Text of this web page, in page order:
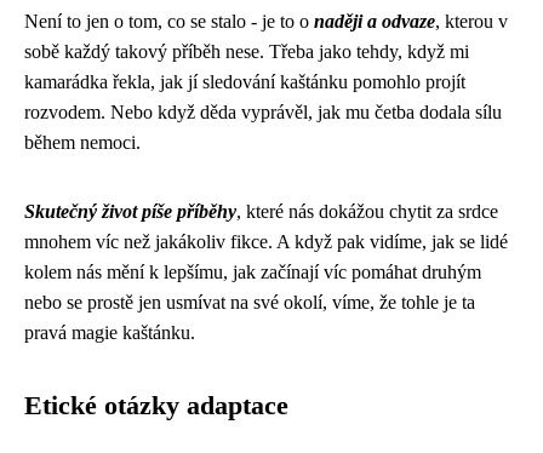
Není to jen o tom, co se stalo - je to o naději a odvaze, kterou v
sobě každý takový příběh nese. Třeba jako tehdy, když mi
kamarádka řekla, jak jí sledování kaštánku pomohlo projít
rozvodem. Nebo když děda vyprávěl, jak mu četba dodala sílu
během nemoci.
Skutečný život píše příběhy, které nás dokážou chytit za srdce
mnohem víc než jakákoliv fikce. A když pak vidíme, jak se lidé
kolem nás mění k lepšímu, jak začínají víc pomáhat druhým
nebo se prostě jen usmívat na své okolí, víme, že tohle je ta
pravá magie kaštánku.
Etické otázky adaptace